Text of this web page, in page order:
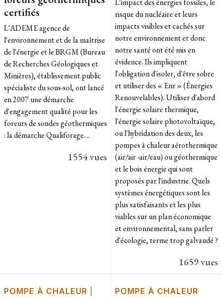
certifiés
L'ADEME agence de
l'environnement et de la maîtrise
de l'énergie et le BRGM (Bureau
de Recherches Géologiques et
Minières), établissement public
spécialiste du sous-sol, ont lancé
en 2007 une démarche
d'engagement qualité pour les
foreurs de sondes géothermiques
: la démarche Qualiforage....
1554 vues
L'impact des énergies fossiles, le
risque du nucléaire et leurs
impacts visibles et cachés sur
notre environnement et donc
notre santé ont été mis en
évidence. Ils impliquent
l'obligation d'isoler, d'être sobre
et utiliser des « Enr » (Énergies
Renouvelables). Utiliser d'abord
l'énergie solaire thermique,
l'énergie solaire photovoltaïque,
ou l'hybridation des deux, les
pompes à chaleur aérothermique
(air/air -air/eau) ou géothermique
et le bois énergie qui sont
proposés par l'industrie. Quels
systèmes énergétiques sont les
plus satisfaisants et les plus
viables sur un plan économique
et environnemental, sans parler
d'écologie, terme trop galvaudé ?
1659 vues
POMPE À CHALEUR POMPE À CHALEUR